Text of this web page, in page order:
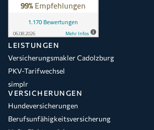
LEISTUNGEN
Versicherungsmakler Cadolzburg
PKV-Tarifwechsel
simplr
VERSICHERUNGEN
Hundeversicherungen
Berufsunfähigkeitsversicherung